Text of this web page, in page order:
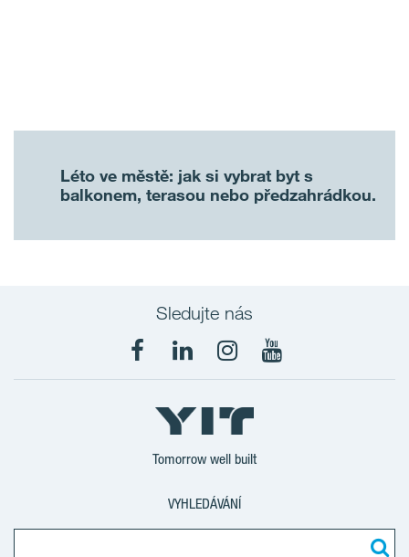
Léto ve městě: jak si vybrat byt s
balkonem, terasou nebo předzahrádkou.
Sledujte nás
Tomorrow well built
VYHLEDÁVÁNÍ